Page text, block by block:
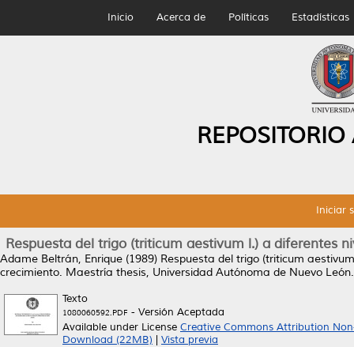
Inicio Acerca de Políticas Estadísticas
Iniciar
Respuesta del trigo (triticum aestivum l.) a diferentes
Adame Beltrán, Enrique (1989) Respuesta del trigo (triticum
crecimiento. Maestría thesis, Universidad Autónoma de Nuevo León.
Texto
1080060592.PDF - Versión Aceptada
Available under License Creative Commons Attribution
Download (22MB)
Vista previa